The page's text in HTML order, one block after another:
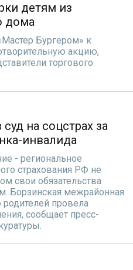
детям из
дома
Бургером» к
акцию,
торгового
на соцстрах за
инвалида
- региональное
страхования РФ не
свои обязательства
Борзинская межрайонная
провела
сообщает пресс-